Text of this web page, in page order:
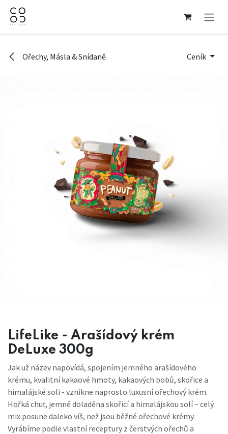
Přejít na obsah
Ořechy, Másla & Snídaně Ceník
LifeLike - Arašídový krém
DeLuxe 300g
Jak už název napovídá, spojením jemného arašídového
krému, kvalitní kakaové hmoty, kakaových bobů, skořice a
himalájské soli - vznikne naprosto luxusní ořechový krém.
Hořká chuť, jemně doladěna skořicí a himalájskou solí – celý
mix posune daleko víš, než jsou běžné ořechové krémy.
Vyrábíme podle vlastní receptury z čerstvých ořechů a